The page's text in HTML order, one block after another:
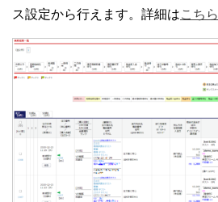
ス設定から行えます。詳細はこちら